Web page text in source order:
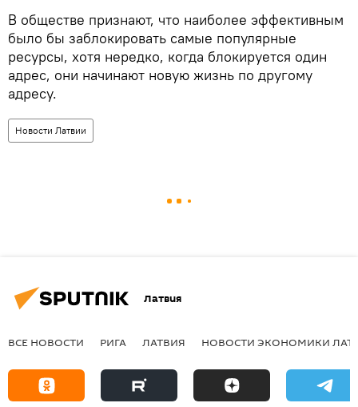
В обществе признают, что наиболее эффективным
было бы заблокировать самые популярные
ресурсы, хотя нередко, когда блокируется один
адрес, они начинают новую жизнь по другому
адресу.
Новости Латвии
Латвия
ВСЕ НОВОСТИ РИГА ЛАТВИЯ НОВОСТИ ЭКОНОМИКИ